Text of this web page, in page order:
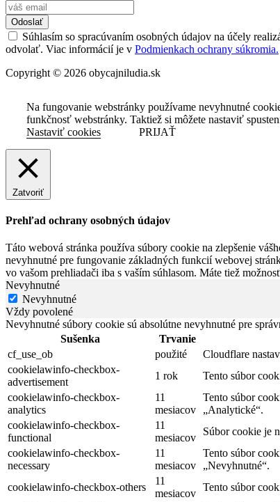
Odoslať
Súhlasím so spracúvaním osobných údajov na účely
odvolať. Viac informácií je v Podmienkach ochrany súkromia.
Copyright © 2026 obycajniludia.sk
Na fungovanie webstránky používame nevyhnutné
funkčnosť webstránky. Taktiež si môžete nastaviť
Nastaviť cookies
PRIJAŤ
Zatvoriť
Prehľad ochrany osobných údajov
Táto webová stránka používa súbory cookie na zlepšenie
nevyhnutné pre fungovanie základných funkcií webovej
vo vašom prehliadači iba s vaším súhlasom. Máte tiež
Nevyhnutné
Nevyhnutné
Vždy povolené
Nevyhnutné súbory cookie sú absolútne nevyhnutné pre
Sušenka
Trvanie
cf_use_ob
použité
Cloudflare
cookielawinfo-checkbox-
advertisement
1 rok
Tento súbor
cookielawinfo-checkbox-
analytics
11
mesiacov
Tento súbor
„Analytické“.
cookielawinfo-checkbox-
functional
11
mesiacov
Súbor cookie je
cookielawinfo-checkbox-
necessary
11
mesiacov
Tento súbor
„Nevyhnutné“.
cookielawinfo-checkbox-others
11
mesiacov
Tento súbor